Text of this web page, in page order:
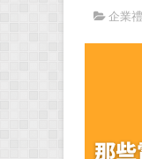
企業